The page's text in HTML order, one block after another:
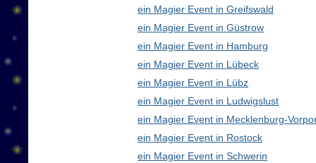
ein Magier Event in Greifswald
ein Magier Event in Güstrow
ein Magier Event in Hamburg
ein Magier Event in Lübeck
ein Magier Event in Lübz
ein Magier Event in Ludwigslust
ein Magier Event in Mecklenburg-
ein Magier Event in Rostock
ein Magier Event in Schwerin